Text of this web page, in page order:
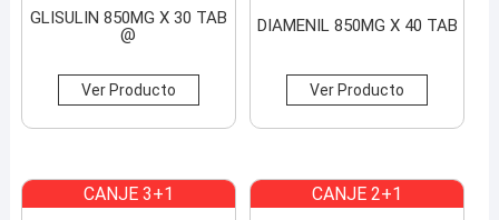
GLISULIN 850MG X 30 TAB
@
Ver Producto
DIAMENIL 850MG X 40 TAB
Ver Producto
CANJE 3+1 CANJE 2+1